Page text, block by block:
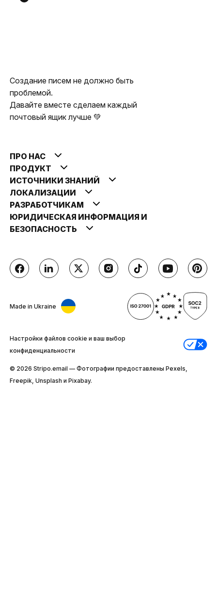
Создание писем не должно быть
проблемой.
Давайте вместе сделаем каждый
почтовый ящик лучше 💚
ПРО НАС
ПРОДУКТ
ИСТОЧНИКИ ЗНАНИЙ
ЛОКАЛИЗАЦИИ
РАЗРАБОТЧИКАМ
ЮРИДИЧЕСКАЯ ИНФОРМАЦИЯ И
БЕЗОПАСНОСТЬ
Made in Ukraine
Настройки файлов cookie и ваш выбор
конфиденциальности
© 2026 Stripо.email — Фотографии предоставлены Pexels,
Freepik, Unsplash и Pixabay.